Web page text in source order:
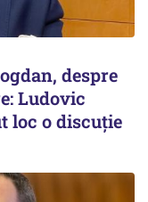
despre
Ludovic
loc o discuţie